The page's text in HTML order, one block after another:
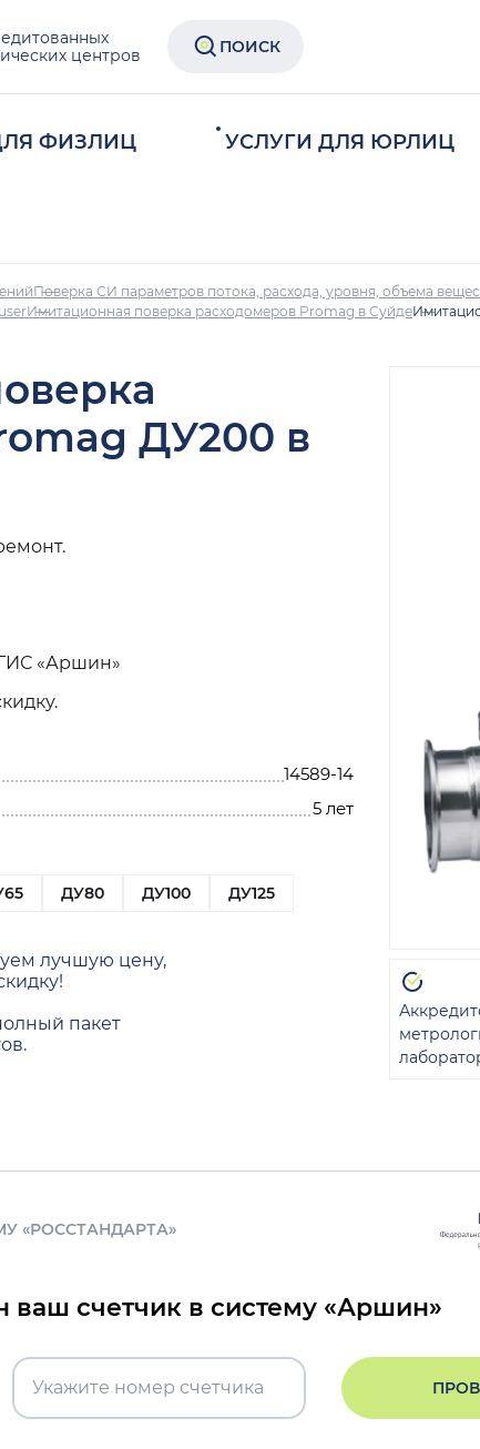
центров
ПОИСК
ФИЗЛИЦ УСЛУГИ ДЛЯ ЮРЛИЦ
Поверка СИ параметров потока, расхода, уровня, объема
Имитационная поверка расходомеров Promag в Суйде
ДУ200 в
«Аршин»
14589-14
5 лет
ДУ80 ДУ100
ДУ125
лучшую цену,
пакет
«РОССТАНДАРТА»
ваш счетчик в систему «Аршин»